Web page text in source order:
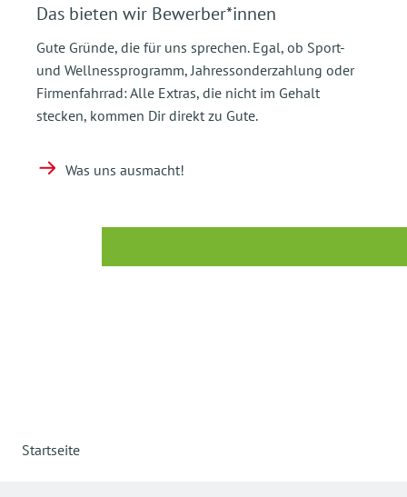
Das bieten wir Bewerber*innen
Gute Gründe, die für uns sprechen. Egal, ob Sport-
und Wellnessprogramm, Jahressonderzahlung oder
Firmenfahrrad: Alle Extras, die nicht im Gehalt
stecken, kommen Dir direkt zu Gute.
Was uns ausmacht!
Startseite